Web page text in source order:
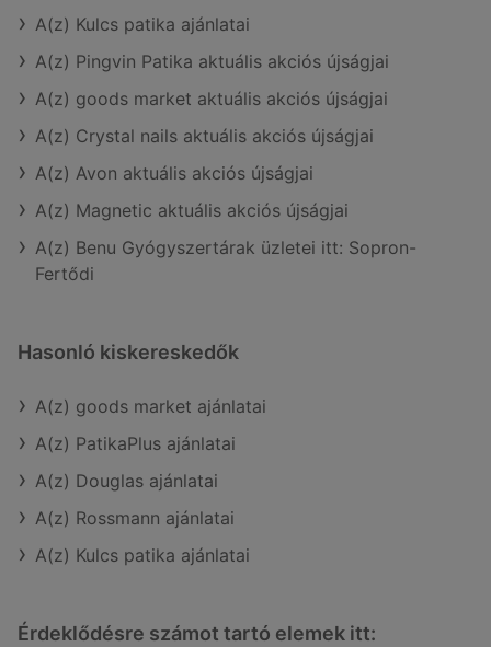
A(z) Kulcs patika ajánlatai
A(z) Pingvin Patika aktuális akciós újságjai
A(z) goods market aktuális akciós újságjai
A(z) Crystal nails aktuális akciós újságjai
A(z) Avon aktuális akciós újságjai
A(z) Magnetic aktuális akciós újságjai
A(z) Benu Gyógyszertárak üzletei itt: Sopron-
Fertődi
Hasonló kiskereskedők
A(z) goods market ajánlatai
A(z) PatikaPlus ajánlatai
A(z) Douglas ajánlatai
A(z) Rossmann ajánlatai
A(z) Kulcs patika ajánlatai
Érdeklődésre számot tartó elemek itt: